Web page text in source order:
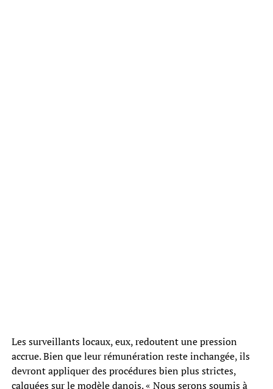
Les surveillants locaux, eux, redoutent une pression
accrue. Bien que leur rémunération reste inchangée, ils
devront appliquer des procédures bien plus strictes,
calquées sur le modèle danois. « Nous serons soumis à